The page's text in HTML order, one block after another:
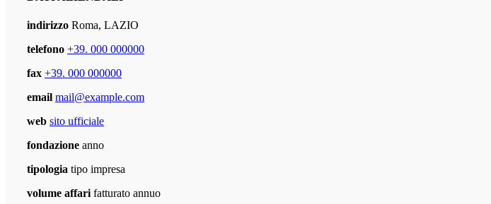
indirizzo Roma, LAZIO
telefono +39. 000 000000
fax +39. 000 000000
email mail@example.com
web sito ufficiale
fondazione anno
tipologia tipo impresa
volume affari fatturato annuo